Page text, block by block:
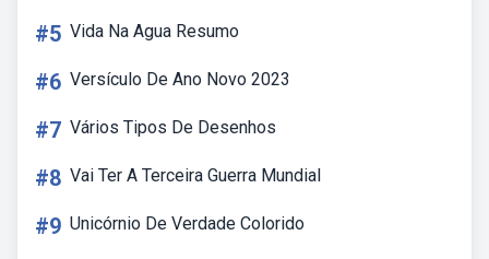
#5 Vida Na Agua Resumo
#6 Versículo De Ano Novo 2023
#7 Vários Tipos De Desenhos
#8 Vai Ter A Terceira Guerra Mundial
#9 Unicórnio De Verdade Colorido